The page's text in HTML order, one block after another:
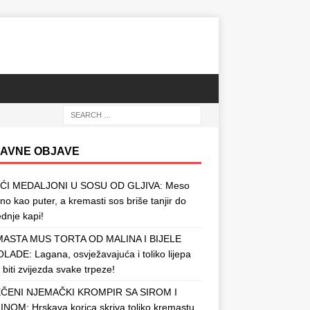
OBJAVE
MEDALJONI U SOSU OD GLJIVA: Meso
kao puter, a kremasti sos briše tanjir do
kapi!
MUS TORTA OD MALINA I BIJELE
Lagana, osvježavajuća i toliko lijepa
biti zvijezda svake trpeze!
NJEMAČKI KROMPIR SA SIROM I
Hrskava korica skriva toliko kremastu